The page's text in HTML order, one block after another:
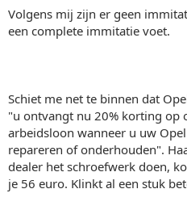
Volgens mij zijn er geen
een complete immitatie voet.
Schiet me net te binnen dat
"u ontvangt nu 20% korting op
arbeidsloon wanneer u uw
repareren of onderhouden".
dealer het schroefwerk doen,
je 56 euro. Klinkt al een stuk